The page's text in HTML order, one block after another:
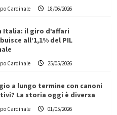
Cardinale 18/06/2026
Italia: il giro d’affari
all’1,1% del PIL
Cardinale 25/05/2026
a lungo termine con canoni
La storia oggi è diversa
Cardinale 01/05/2026